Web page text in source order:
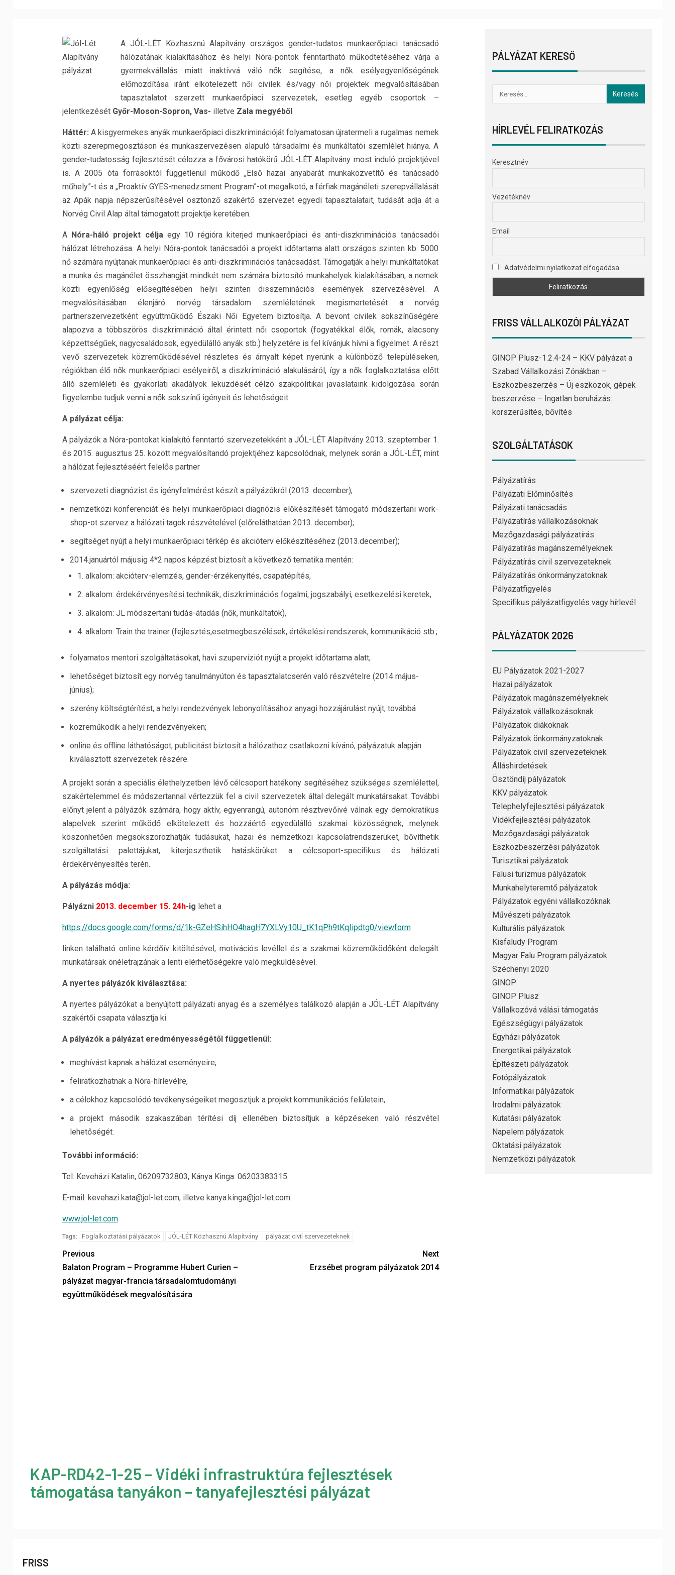
A JÓL-LÉT Közhasznú Alapítvány országos gender-tudatos munkaerőpiaci tanácsadó
hálózatának kialakításához és helyi Nóra-pontok fenntartható működtetéséhez várja a
gyermekvállalás miatt inaktívvá váló nők segítése, a nők esélyegyenlőségének
előmozdítása iránt elkötelezett női civilek és/vagy női projektek megvalósításában
tapasztalatot szerzett munkaerőpiaci szervezetek, esetleg egyéb csoportok –
jelentkezését Győr-Moson-Sopron, Vas- illetve Zala megyéből.
Háttér: A kisgyermekes anyák munkaerőpiaci diszkriminációját folyamatosan újratermeli a rugalmas nemek
közti szerepmegosztáson és munkaszervezésen alapuló társadalmi és munkáltatói szemlélet hiánya. A
gender-tudatosság fejlesztését célozza a fővárosi hatókörű JÓL-LÉT Alapítvány most induló projektjével
is. A 2005 óta forrásoktól függetlenül működő „Első hazai anyabarát munkaközvetítő és tanácsadó
műhely”-t és a „Proaktív GYES-menedzsment Program”-ot megalkotó, a férfiak magánéleti szerepvállalását
az Apák napja népszerűsítésével ösztönző szakértő szervezet egyedi tapasztalatait, tudását adja át a
Norvég Civil Alap által támogatott projektje keretében.
A Nóra-háló projekt céljaegy 10 régióra kiterjed munkaerőpiaci és anti-diszkriminációs tanácsadói
hálózat létrehozása. A helyi Nóra-pontok tanácsadói a projekt időtartama alatt országos szinten kb. 5000
nő számára nyújtanak munkaerőpiaci és anti-diszkriminációs tanácsadást. Támogatják a helyi munkáltatókat
a munka és magánélet összhangját mindkét nem számára biztosító munkahelyek kialakításában, a nemek
közti egyenlőség elősegítésében helyi szinten disszeminációs események szervezésével. A
megvalósításában élenjáró norvég társadalom szemléletének megismertetését a norvég
partnerszervezetként együttműködő Északi Női Egyetem biztosítja. A bevont civilek sokszínűségére
alapozva a többszörös diszkrimináció által érintett női csoportok (fogyatékkal élők, romák, alacsony
képzettségűek, nagycsaládosok, egyedülálló anyák stb.) helyzetére is fel kívánjuk hívni a figyelmet. A részt
vevő szervezetek közreműködésével részletes és árnyalt képet nyerünk a különböző településeken,
régiókban élő nők munkaerőpiaci esélyeiről, a diszkrimináció alakulásáról, így a nők foglalkoztatása előtt
álló szemléleti és gyakorlati akadályok leküzdését célzó szakpolitikai javaslataink kidolgozása során
figyelembe tudjuk venni a nők sokszínű igényeit és lehetőségeit.
A pályázat célja:
A pályázók a Nóra-pontokat kialakító fenntartó szervezetekként a JÓL-LÉT Alapítvány 2013. szeptember 1.
és 2015. augusztus 25. között megvalósítandó projektjéhez kapcsolódnak, melynek során a JÓL-LÉT, mint
a hálózat fejlesztéséért felelős partner
szervezeti diagnózist és igényfelmérést készít a pályázókról (2013. december);
nemzetközi konferenciát és helyi munkaerőpiaci diagnózis előkészítését támogató módszertani work-
shop-ot szervez a hálózati tagok részvételével (előreláthatóan 2013. december);
segítséget nyújt a helyi munkaerőpiaci térkép és akcióterv előkészítéséhez (2013.december);
2014.januártól májusig 4*2 napos képzést biztosít a következő tematika mentén:
1. alkalom: akcióterv-elemzés, gender-érzékenyítés, csapatépítés,
2. alkalom: érdekérvényesítési technikák, diszkriminációs fogalmi, jogszabályi, esetkezelési keretek,
3. alkalom: JL módszertani tudás-átadás (nők, munkáltatók),
4. alkalom: Train the trainer (fejlesztés,esetmegbeszélések, értékelési rendszerek, kommunikáció stb.;
folyamatos mentori szolgáltatásokat, havi szupervíziót nyújt a projekt időtartama alatt;
lehetőséget biztosít egy norvég tanulmányúton és tapasztalatcserén való részvételre (2014 május-
június);
szerény költségtérítést, a helyi rendezvények lebonyolításához anyagi hozzájárulást nyújt, továbbá
közreműködik a helyi rendezvényeken;
online és offline láthatóságot, publicitást biztosít a hálózathoz csatlakozni kívánó, pályázatuk alapján
kiválasztott szervezetek részére.
A projekt során a speciális élethelyzetben lévő célcsoport hatékony segítéséhez szükséges szemlélettel,
szakértelemmel és módszertannal vértezzük fel a civil szervezetek által delegált munkatársakat. További
előnyt jelent a pályázók számára, hogy aktív, egyenrangú, autonóm résztvevőivé válnak egy demokratikus
alapelvek szerint működő elkötelezett és hozzáértő egyedülálló szakmai közösségnek, melynek
köszönhetően megsokszorozhatják tudásukat, hazai és nemzetközi kapcsolatrendszerüket, bővíthetik
szolgáltatási palettájukat, kiterjeszthetik hatáskörüket a célcsoport-specifikus és hálózati
érdekérvényesítés terén.
A pályázás módja:
Pályázni 2013. december 15. 24h-ig lehet a
https://docs.google.com/forms/d/1k-GZeHSihHO4hagH7YXLVy10U_ tK1qPh9tKqIipdtg0/viewform
linken található online kérdőív kitöltésével, motivációs levéllel és a szakmai közreműködőként delegált
munkatársak önéletrajzának a lenti elérhetőségekre való megküldésével.
A nyertes pályázók kiválasztása:
A nyertes pályázókat a benyújtott pályázati anyag és a személyes találkozó alapján a JÓL-LÉT Alapítvány
szakértői csapata választja ki.
A pályázók a pályázat eredményességétől függetlenül:
meghívást kapnak a hálózat eseményeire,
feliratkozhatnak a Nóra-hírlevélre,
a célokhoz kapcsolódó tevékenységeiket megosztjuk a projekt kommunikációs felületein,
a projekt második szakaszában térítési díj ellenében biztosítjuk a képzéseken való részvétel
lehetőségét.
További információ:
Tel: Keveházi Katalin, 06209732803, Kánya Kinga: 06203383315
E-mail: kevehazi.kata@jol-let.com, illetve kanya.kinga@jol-let.com
www.jol-let.com
Tags: Foglalkoztatási pályázatok JÓL-LÉT Közhasznú Alapítvány pályázat civil szervezeteknek
Previous
Balaton Program – Programme Hubert Curien –
pályázat magyar-francia társadalomtudományi
együttműködések megvalósítására
Next
Erzsébet program pályázatok 2014
KAP-RD42-1-25 – Vidéki infrastruktúra fejlesztések
támogatása tanyákon – tanyafejlesztési pályázat
PÁLYÁZAT KERESŐ
HÍRLEVÉL FELIRATKOZÁS
Keresztnév
Vezetéknév
Email
Adatvédelmi nyilatkozat elfogadása
FRISS VÁLLALKOZÓI PÁLYÁZAT
GINOP Plusz-1.2.4-24 – KKV pályázat a
Szabad Vállalkozási Zónákban –
Eszközbeszerzés – Új eszközök, gépek
beszerzése – Ingatlan beruházás:
korszerűsítés, bővítés
SZOLGÁLTATÁSOK
Pályázatírás
Pályázati Előminősítés
Pályázati tanácsadás
Pályázatírás vállalkozásoknak
Mezőgazdasági pályázatírás
Pályázatírás magánszemélyeknek
Pályázatírás civil szervezeteknek
Pályázatírás önkormányzatoknak
Pályázatfigyelés
Specifikus pályázatfigyelés vagy hírlevél
PÁLYÁZATOK 2026
EU Pályázatok 2021-2027
Hazai pályázatok
Pályázatok magánszemélyeknek
Pályázatok vállalkozásoknak
Pályázatok diákoknak
Pályázatok önkormányzatoknak
Pályázatok civil szervezeteknek
Álláshirdetések
Ösztöndíj pályázatok
KKV pályázatok
Telephelyfejlesztési pályázatok
Vidékfejlesztési pályázatok
Mezőgazdasági pályázatok
Eszközbeszerzési pályázatok
Turisztikai pályázatok
Falusi turizmus pályázatok
Munkahelyteremtő pályázatok
Pályázatok egyéni vállalkozóknak
Művészeti pályázatok
Kulturális pályázatok
Kisfaludy Program
Magyar Falu Program pályázatok
Széchenyi 2020
GINOP
GINOP Plusz
Vállalkozóvá válási támogatás
Egészségügyi pályázatok
Egyházi pályázatok
Energetikai pályázatok
Építészeti pályázatok
Fotópályázatok
Informatikai pályázatok
Irodalmi pályázatok
Kutatási pályázatok
Napelem pályázatok
Oktatási pályázatok
Nemzetközi pályázatok
FRISS